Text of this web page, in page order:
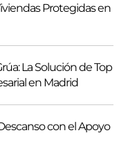
Protegidas en
La Solución de Top
en Madrid
con el Apoyo